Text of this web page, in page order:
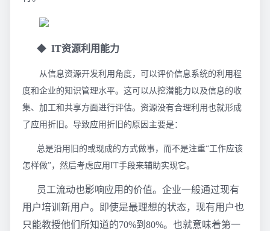
◆ IT资源利用能力
从信息资源开发利用角度，可以评价信息系统的利用程
度和企业的知识管理水平。这可以从挖潜能力以及信息的收
集、加工和共享方面进行评估。资源没有合理利用也就形成
了应用折旧。导致应用折旧的原因主要是：
总是沿用旧的或现成的方式做事，而不是注重“工作应该
怎样做”，然后考虑应用IT手段来辅助实现它。
员工流动也影响应用的价值。企业一般通过现有
用户培训新用户。即使是最理想的状态，现有用户也
只能教授他们所知道的70%到80%。也就意味着第一